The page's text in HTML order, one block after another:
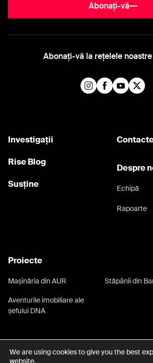
Abonați-vă
Abonați-vă la rețelele
Investigații
Rise Blog
Susține
Despre
Echipă
Rapoarte
Proiecte
Mașinăria din AUR Stăpânii din
Aventurile imobiliare ale
șefului DNA
We are using cookies to give you the best
website.